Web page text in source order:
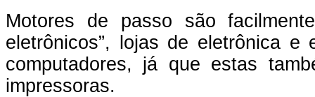
Motores de passo são
eletrônicos”, lojas de eletrônica e
computadores, já que estas
impressoras.